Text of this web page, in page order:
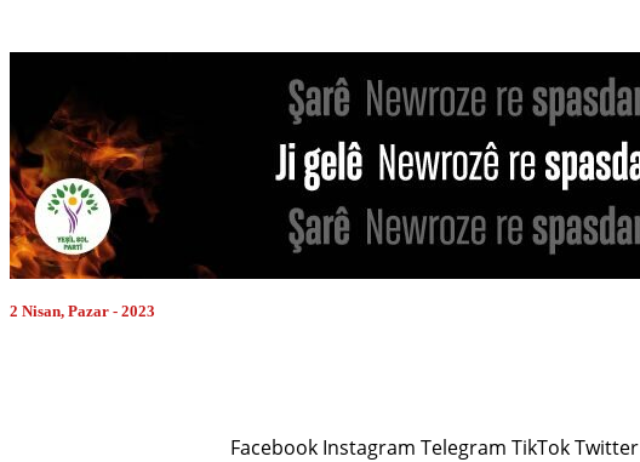
2 Nisan, Pazar - 2023
Facebook Instagram Telegram TikTok Twitter